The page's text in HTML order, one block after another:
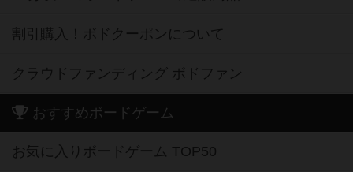
割引購入！ボドクーポンについて
クラウドファンディング ボドファン
おすすめボードゲーム
お気に入りボードゲーム TOP50